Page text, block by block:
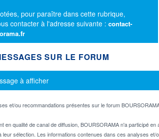
pour paraître dans cette rubrique,
contacter à l'adresse suivante : contact-
SUR LE FORUM
à afficher
et/ou recommandations présentes sur le forum
en qualité de canal de diffusion, BOURSORAMA n'a participé
leur sélection. Les informations contenues dans ces analyses